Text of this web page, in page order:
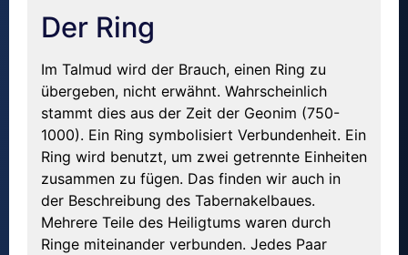
Der Ring
Im Talmud wird der Brauch, einen Ring zu
übergeben, nicht erwähnt. Wahrscheinlich
stammt dies aus der Zeit der Geonim (750-
1000). Ein Ring symbolisiert Verbundenheit. Ein
Ring wird benutzt, um zwei getrennte Einheiten
zusammen zu fügen. Das finden wir auch in
der Beschreibung des Tabernakelbaues.
Mehrere Teile des Heiligtums waren durch
Ringe miteinander verbunden. Jedes Paar